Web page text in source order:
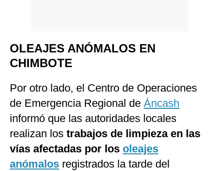
OLEAJES ANÓMALOS EN
CHIMBOTE
Por otro lado, el Centro de Operaciones
de Emergencia Regional de Áncash
informó que las autoridades locales
realizan los trabajos de limpieza en las
vías afectadas por los oleajes
anómalos registrados la tarde del